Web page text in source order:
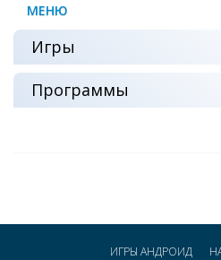
МЕНЮ
Игры
Программы
ИГРЫ АНДРОИД